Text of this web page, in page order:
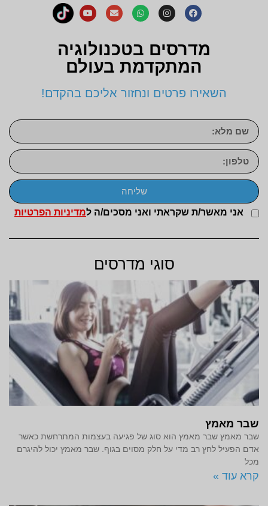
מדרסים בטכנולוגיה
המתקדמת בעולם
השאירו פרטים ונחזור אליכם בהקדם!
אני מאשר/ת שקראתי ואני מסכים/ה למדיניות הפרטיות
שליחה
סוגי מדרסים
שבר מאמץ
שבר מאמץ שבר מאמץ הוא סוג של פגיעה בעצמות המתרחשת כאשר
אדם הפעיל לחץ רב מדי על חלק מסוים בגוף. שבר מאמץ יכול להיגרם
מכל
קרא עוד »